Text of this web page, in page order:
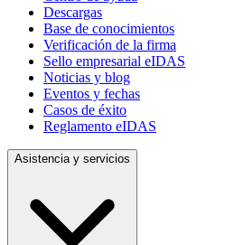
Descargas
Base de conocimientos
Verificación de la firma
Sello empresarial eIDAS
Noticias y blog
Eventos y fechas
Casos de éxito
Reglamento eIDAS
Asistencia y servicios